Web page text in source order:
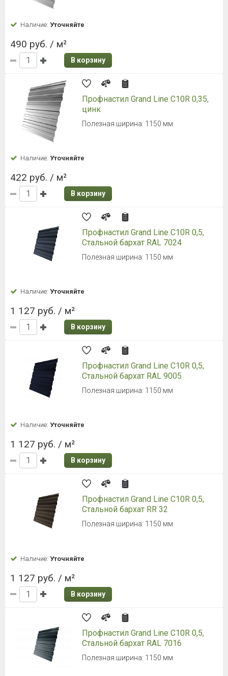
Наличие: Уточняйте
490 руб. / м²
В корзину
Профнастил Grand Line С10R 0,35,
цинк
Полезная ширина: 1150 мм
Наличие: Уточняйте
422 руб. / м²
В корзину
Профнастил Grand Line С10R 0,5,
Стальной бархат RAL 7024
Полезная ширина: 1150 мм
Наличие: Уточняйте
1 127 руб. / м²
В корзину
Профнастил Grand Line С10R 0,5,
Стальной бархат RAL 9005
Полезная ширина: 1150 мм
Наличие: Уточняйте
1 127 руб. / м²
В корзину
Профнастил Grand Line С10R 0,5,
Стальной бархат RR 32
Полезная ширина: 1150 мм
Наличие: Уточняйте
1 127 руб. / м²
В корзину
Профнастил Grand Line С10R 0,5,
Стальной бархат RAL 7016
Полезная ширина: 1150 мм